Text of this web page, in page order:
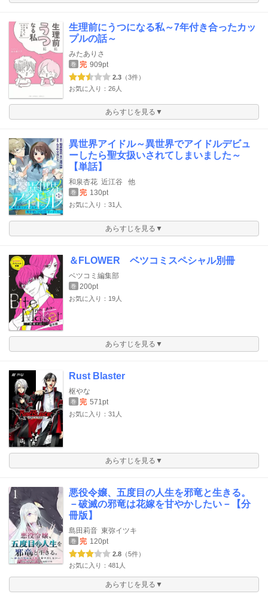
生理前にうつになる私～7年付き合ったカッ
プルの話～
みたありさ
巻 完 909pt
2.3 （3件）
お気に入り：26人
あらすじを見る▼
異世界アイドル～異世界でアイドルデビュ
ーしたら聖女扱いされてしまいました～
【単話】
和泉杏花 近江谷 他
巻 完 130pt
お気に入り：31人
あらすじを見る▼
＆FLOWER ベツコミスペシャル別冊
ベツコミ編集部
巻 200pt
お気に入り：19人
あらすじを見る▼
Rust Blaster
枢やな
巻 完 571pt
お気に入り：31人
あらすじを見る▼
悪役令嬢、五度目の人生を邪竜と生きる。
－破滅の邪竜は花嫁を甘やかしたい－【分
冊版】
島田莉音 東弥イツキ
巻 完 120pt
2.8 （5件）
お気に入り：481人
あらすじを見る▼